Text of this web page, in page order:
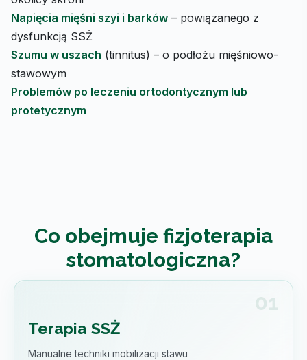
Napięcia mięśni szyi i barków – powiązanego z
dysfunkcją SSŻ
Szumu w uszach (tinnitus) – o podłożu mięśniowo-
stawowym
Problemów po leczeniu ortodontycznym lub
protetycznym
Co obejmuje fizjoterapia
stomatologiczna?
Terapia SSŻ
Manualne techniki mobilizacji stawu